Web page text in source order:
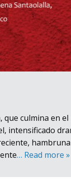
que culmina en
intensificado
… Read more »